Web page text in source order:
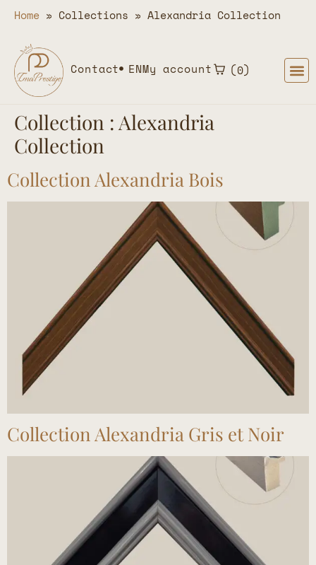
Home » Collections » Alexandria Collection
Contact ENMy account 0
Collection : Alexandria
Collection
Collection Alexandria Bois
Collection Alexandria Gris et Noir